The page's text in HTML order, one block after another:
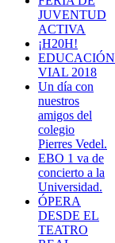
JUVENTUD
ACTIVA
¡H20H!
EDUCACIÓN
VIAL 2018
Un día con
nuestros
amigos del
colegio
Pierres Vedel.
EBO 1 va de
concierto a la
Universidad.
ÓPERA
DESDE EL
TEATRO